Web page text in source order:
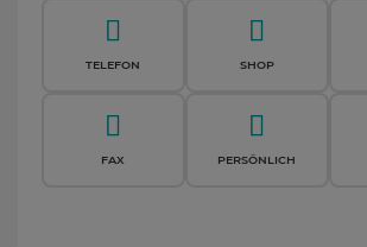
TELEFON SHOP
FAX PERSÖNLICH